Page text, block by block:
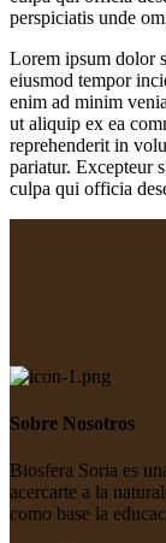
perspiciatis unde
Lorem ipsum dolor
eiusmod tempor
enim ad minim
ut aliquip ex ea
reprehenderit in
pariatur. Excepteur
culpa qui officia
Sobre Nosotros
Biosfera Soria es
acercarte a la
como base la